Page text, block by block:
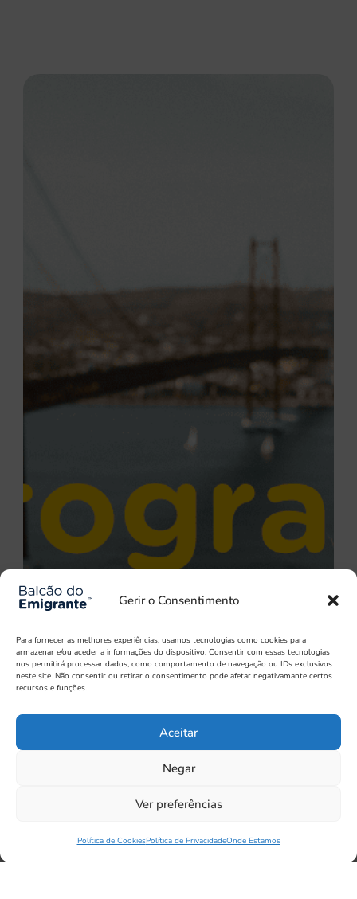
Gerir o Consentimento
Para fornecer as melhores experiências, usamos tecnologias como cookies para
armazenar e/ou aceder a informações do dispositivo. Consentir com essas tecnologias
nos permitirá processar dados, como comportamento de navegação ou IDs exclusivos
neste site. Não consentir ou retirar o consentimento pode afetar negativamante certos
recursos e funções.
Aceitar
Negar
Ver preferências
Política de CookiesPolítica de PrivacidadeOnde Estamos